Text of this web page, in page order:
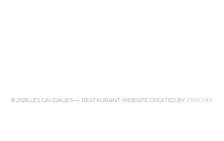
© 2026 LES CAUDALIES — RESTAURANT WEBSITE CREATED BY ZENCHEF